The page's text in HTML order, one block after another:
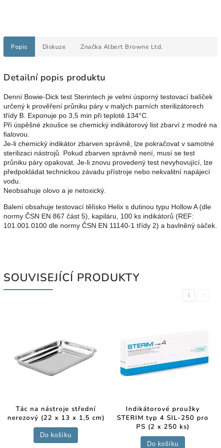
Popis Diskuze Značka Albert Browne Ltd.
Detailní popis produktu
Denní Bowie-Dick test Sterintech je velmi úsporný testovací balíček
určený k prověření průniku páry v malých parních sterilizátorech
třídy B. Exponuje po 3,5 min při teplotě 134°C.
Při úspěšné zkoušce se chemický indikátorový list zbarví z modré na
fialovou.
Je-li chemický indikátor zbarven správně, lze pokračovat v samotné
sterilizaci nástrojů. Pokud zbarven správně není, musí se test
průniku páry opakovat. Je-li znovu provedený test nevyhovující, lze
předpokládat technickou závadu přístroje nebo nekvalitní napájecí
vodu.
Neobsahuje olovo a je netoxický.
Balení obsahuje testovací tělísko Helix s dutinou typu Hollow A (dle
normy ČSN EN 867 část 5), kapiláru, 100 ks indikátorů (REF:
101.001.0100 dle normy ČSN EN 11140-1 třídy 2) a bavlněný sáček.
SOUVISEJÍCÍ PRODUKTY
Previous
Tác na nástroje střední
nerezový (22 x 13 x 1,5 cm)
Do košíku
Indikátorové proužky
STERIM typ 4 SIL-250 pro
PS (2 x 250 ks)
Do košíku
Next